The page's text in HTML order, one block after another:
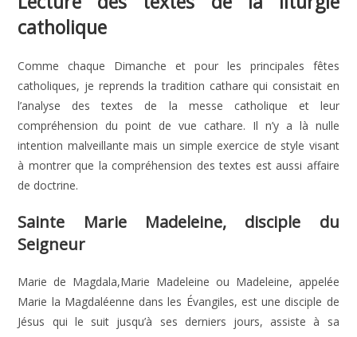
catholique
Comme chaque Dimanche et pour les principales fêtes
catholiques, je reprends la tradition cathare qui consistait en
l’analyse des textes de la messe catholique et leur
compréhension du point de vue cathare. Il n’y a là nulle
intention malveillante mais un simple exercice de style visant
à montrer que la compréhension des textes est aussi affaire
de doctrine.
Sainte Marie Madeleine, disciple du
Seigneur
Marie de Magdala,Marie Madeleine ou Madeleine, appelée
Marie la Magdaléenne dans les Évangiles, est une disciple de
Jésus qui le suit jusqu’à ses derniers jours, assiste à sa